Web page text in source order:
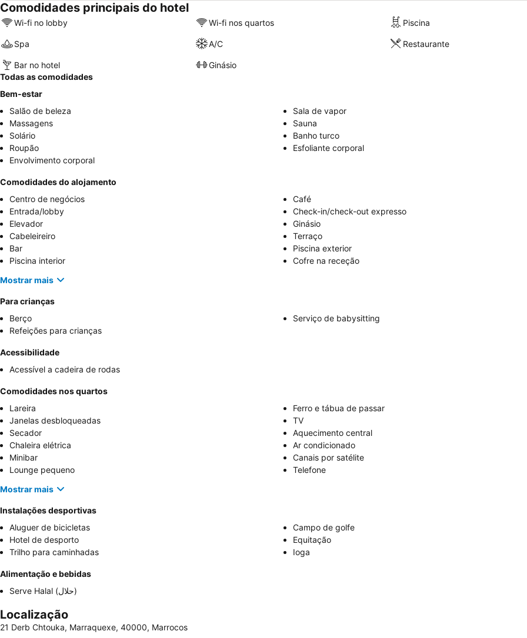
Comodidades principais do hotel
Wi-fi no lobby Wi-fi nos quartos Piscina
Spa A/C Restaurante
Bar no hotel
Ginásio
Todas as comodidades
Bem-estar
Salão de beleza
Sala de vapor
Massagens
Sauna
Solário
Banho turco
Roupão
Esfoliante corporal
Envolvimento corporal
Comodidades do alojamento
Centro de negócios
Café
Entrada/lobby
Check-in/check-out expresso
Elevador
Ginásio
Cabeleireiro
Terraço
Bar
Piscina exterior
Piscina interior
Cofre na receção
Mostrar mais
Para crianças
Berço
Serviço de babysitting
Refeições para crianças
Acessibilidade
Acessível a cadeira de rodas
Comodidades nos quartos
Lareira
Ferro e tábua de passar
Janelas desbloqueadas
TV
Secador
Aquecimento central
Chaleira elétrica
Ar condicionado
Minibar
Canais por satélite
Lounge pequeno
Telefone
Mostrar mais
Instalações desportivas
Aluguer de bicicletas
Campo de golfe
Hotel de desporto
Equitação
Trilho para caminhadas
Ioga
Alimentação e bebidas
Serve Halal (حلال)
Localização
21 Derb Chtouka, Marraquexe, 40000, Marrocos